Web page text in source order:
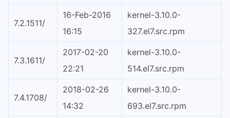
7.2.1511/
16-Feb-2016
16:15
kernel-3.10.0-
327.el7.src.rpm
7.3.1611/
2017-02-20
22:21
kernel-3.10.0-
514.el7.src.rpm
7.4.1708/
2018-02-26
14:32
kernel-3.10.0-
693.el7.src.rpm